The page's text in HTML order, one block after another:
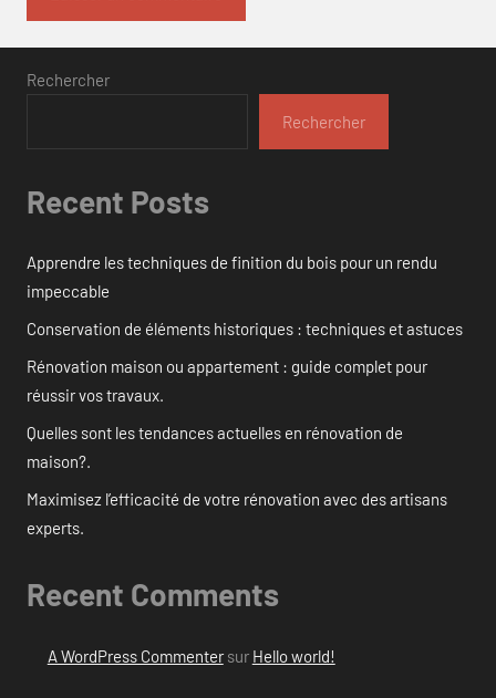
Rechercher
Rechercher
Recent Posts
Apprendre les techniques de finition du bois pour un rendu
impeccable
Conservation de éléments historiques : techniques et astuces
Rénovation maison ou appartement : guide complet pour
réussir vos travaux.
Quelles sont les tendances actuelles en rénovation de
maison?.
Maximisez l’efficacité de votre rénovation avec des artisans
experts.
Recent Comments
A WordPress Commentersur Hello world!